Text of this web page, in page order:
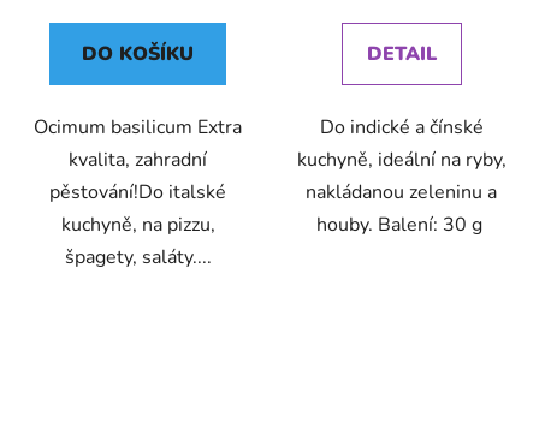
DO KOŠÍKU
Ocimum basilicum Extra
kvalita, zahradní
pěstování!Do italské
kuchyně, na pizzu,
špagety, saláty....
DETAIL
Do indické a čínské
kuchyně, ideální na ryby,
nakládanou zeleninu a
houby. Balení: 30 g